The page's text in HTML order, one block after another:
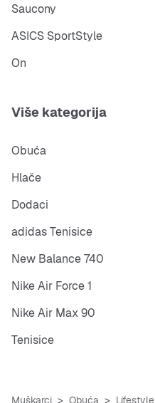
Saucony
ASICS SportStyle
On
Više kategorija
Obuća
Hlače
Dodaci
adidas Tenisice
New Balance 740
Nike Air Force 1
Nike Air Max 90
Tenisice
Muškarci Obuća Lifestyle